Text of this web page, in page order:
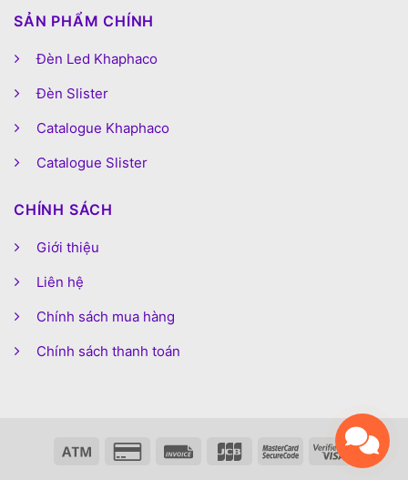
SẢN PHẨM CHÍNH
Đèn Led Khaphaco
Đèn Slister
Catalogue Khaphaco
Catalogue Slister
CHÍNH SÁCH
Giới thiệu
Liên hệ
Chính sách mua hàng
Chính sách thanh toán